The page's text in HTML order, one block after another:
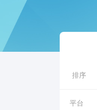
排序
平台